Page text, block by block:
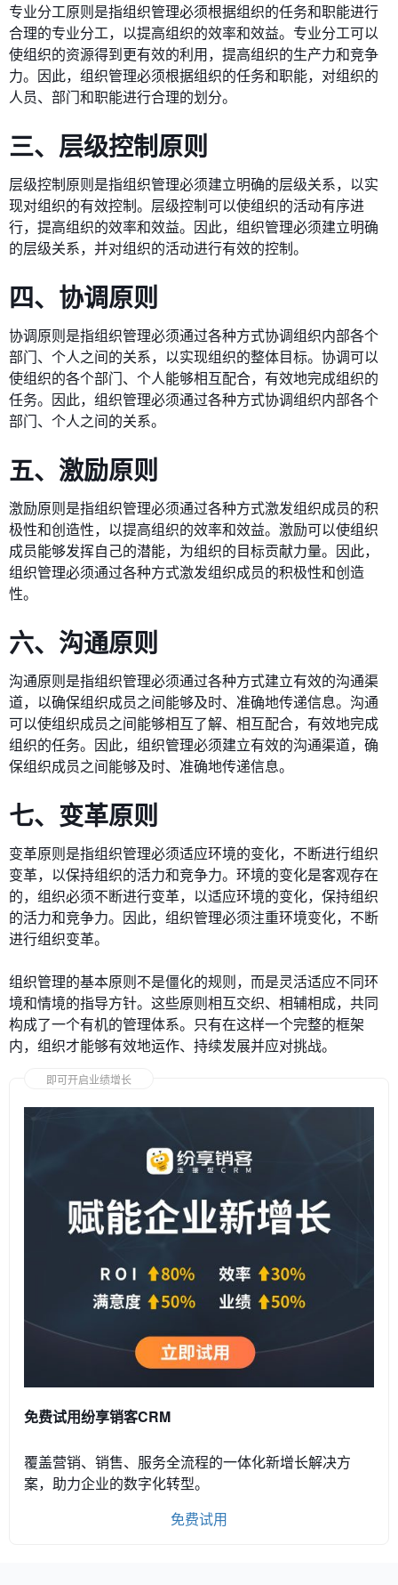
专业分工原则是指组织管理必须根据组织的任务和职能进行
合理的专业分工，以提高组织的效率和效益。专业分工可以
使组织的资源得到更有效的利用，提高组织的生产力和竞争
力。因此，组织管理必须根据组织的任务和职能，对组织的
人员、部门和职能进行合理的划分。
三、层级控制原则
层级控制原则是指组织管理必须建立明确的层级关系，以实
现对组织的有效控制。层级控制可以使组织的活动有序进
行，提高组织的效率和效益。因此，组织管理必须建立明确
的层级关系，并对组织的活动进行有效的控制。
四、协调原则
协调原则是指组织管理必须通过各种方式协调组织内部各个
部门、个人之间的关系，以实现组织的整体目标。协调可以
使组织的各个部门、个人能够相互配合，有效地完成组织的
任务。因此，组织管理必须通过各种方式协调组织内部各个
部门、个人之间的关系。
五、激励原则
激励原则是指组织管理必须通过各种方式激发组织成员的积
极性和创造性，以提高组织的效率和效益。激励可以使组织
成员能够发挥自己的潜能，为组织的目标贡献力量。因此，
组织管理必须通过各种方式激发组织成员的积极性和创造
性。
六、沟通原则
沟通原则是指组织管理必须通过各种方式建立有效的沟通渠
道，以确保组织成员之间能够及时、准确地传递信息。沟通
可以使组织成员之间能够相互了解、相互配合，有效地完成
组织的任务。因此，组织管理必须建立有效的沟通渠道，确
保组织成员之间能够及时、准确地传递信息。
七、变革原则
变革原则是指组织管理必须适应环境的变化，不断进行组织
变革，以保持组织的活力和竞争力。环境的变化是客观存在
的，组织必须不断进行变革，以适应环境的变化，保持组织
的活力和竞争力。因此，组织管理必须注重环境变化，不断
进行组织变革。
组织管理的基本原则不是僵化的规则，而是灵活适应不同环
境和情境的指导方针。这些原则相互交织、相辅相成，共同
构成了一个有机的管理体系。只有在这样一个完整的框架
内，组织才能够有效地运作、持续发展并应对挑战。
即可开启业绩增长
免费试用纷享销客CRM
覆盖营销、销售、服务全流程的一体化新增长解决方
案，助力企业的数字化转型。
免费试用